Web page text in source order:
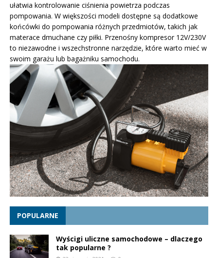
ułatwia kontrolowanie ciśnienia powietrza podczas
pompowania. W większości modeli dostępne są dodatkowe
końcówki do pompowania różnych przedmiotów, takich jak
materace dmuchane czy piłki. Przenośny kompresor 12V/230V
to niezawodne i wszechstronne narzędzie, które warto mieć w
swoim garażu lub bagażniku samochodu.
POPULARNE
Wyścigi uliczne samochodowe – dlaczego
tak popularne ?